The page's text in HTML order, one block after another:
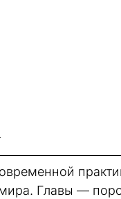
мира. Главы —